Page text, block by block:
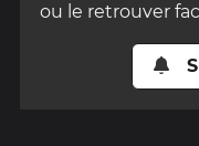
ou le retrouver